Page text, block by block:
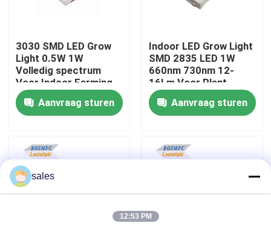
Fabrieksreis
Kwaliteitscontrole
Contacteer ons
nieuws
3030 SMD LED Grow
Light 0.5W 1W
Volledig spectrum
Voor Indoor Farming
Plant
Aanvraag sturen
Indoor LED Grow Light
SMD 2835 LED 1W
660nm 730nm 12-
16Lm Voor Plant
Aanvraag sturen
sales
12:53 PM